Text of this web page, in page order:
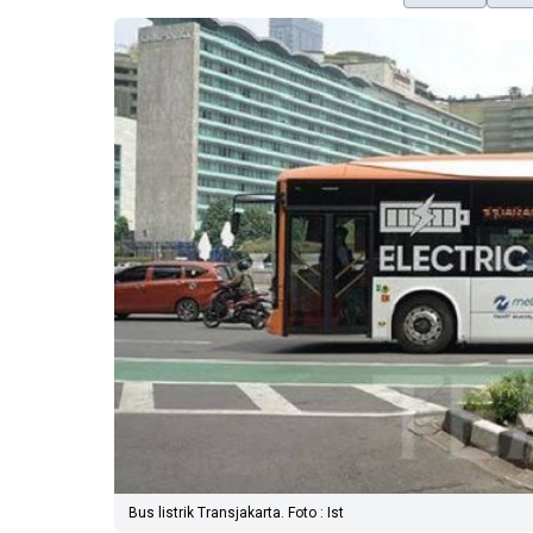
Bus listrik Transjakarta. Foto : Ist